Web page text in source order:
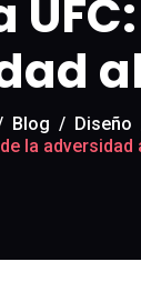
Blog / Diseño
de la adversidad